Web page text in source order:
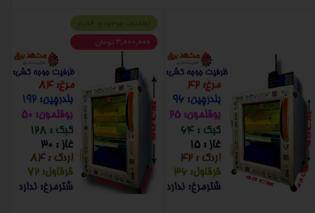
۳,۰۰۰,۰۰۰ تومان